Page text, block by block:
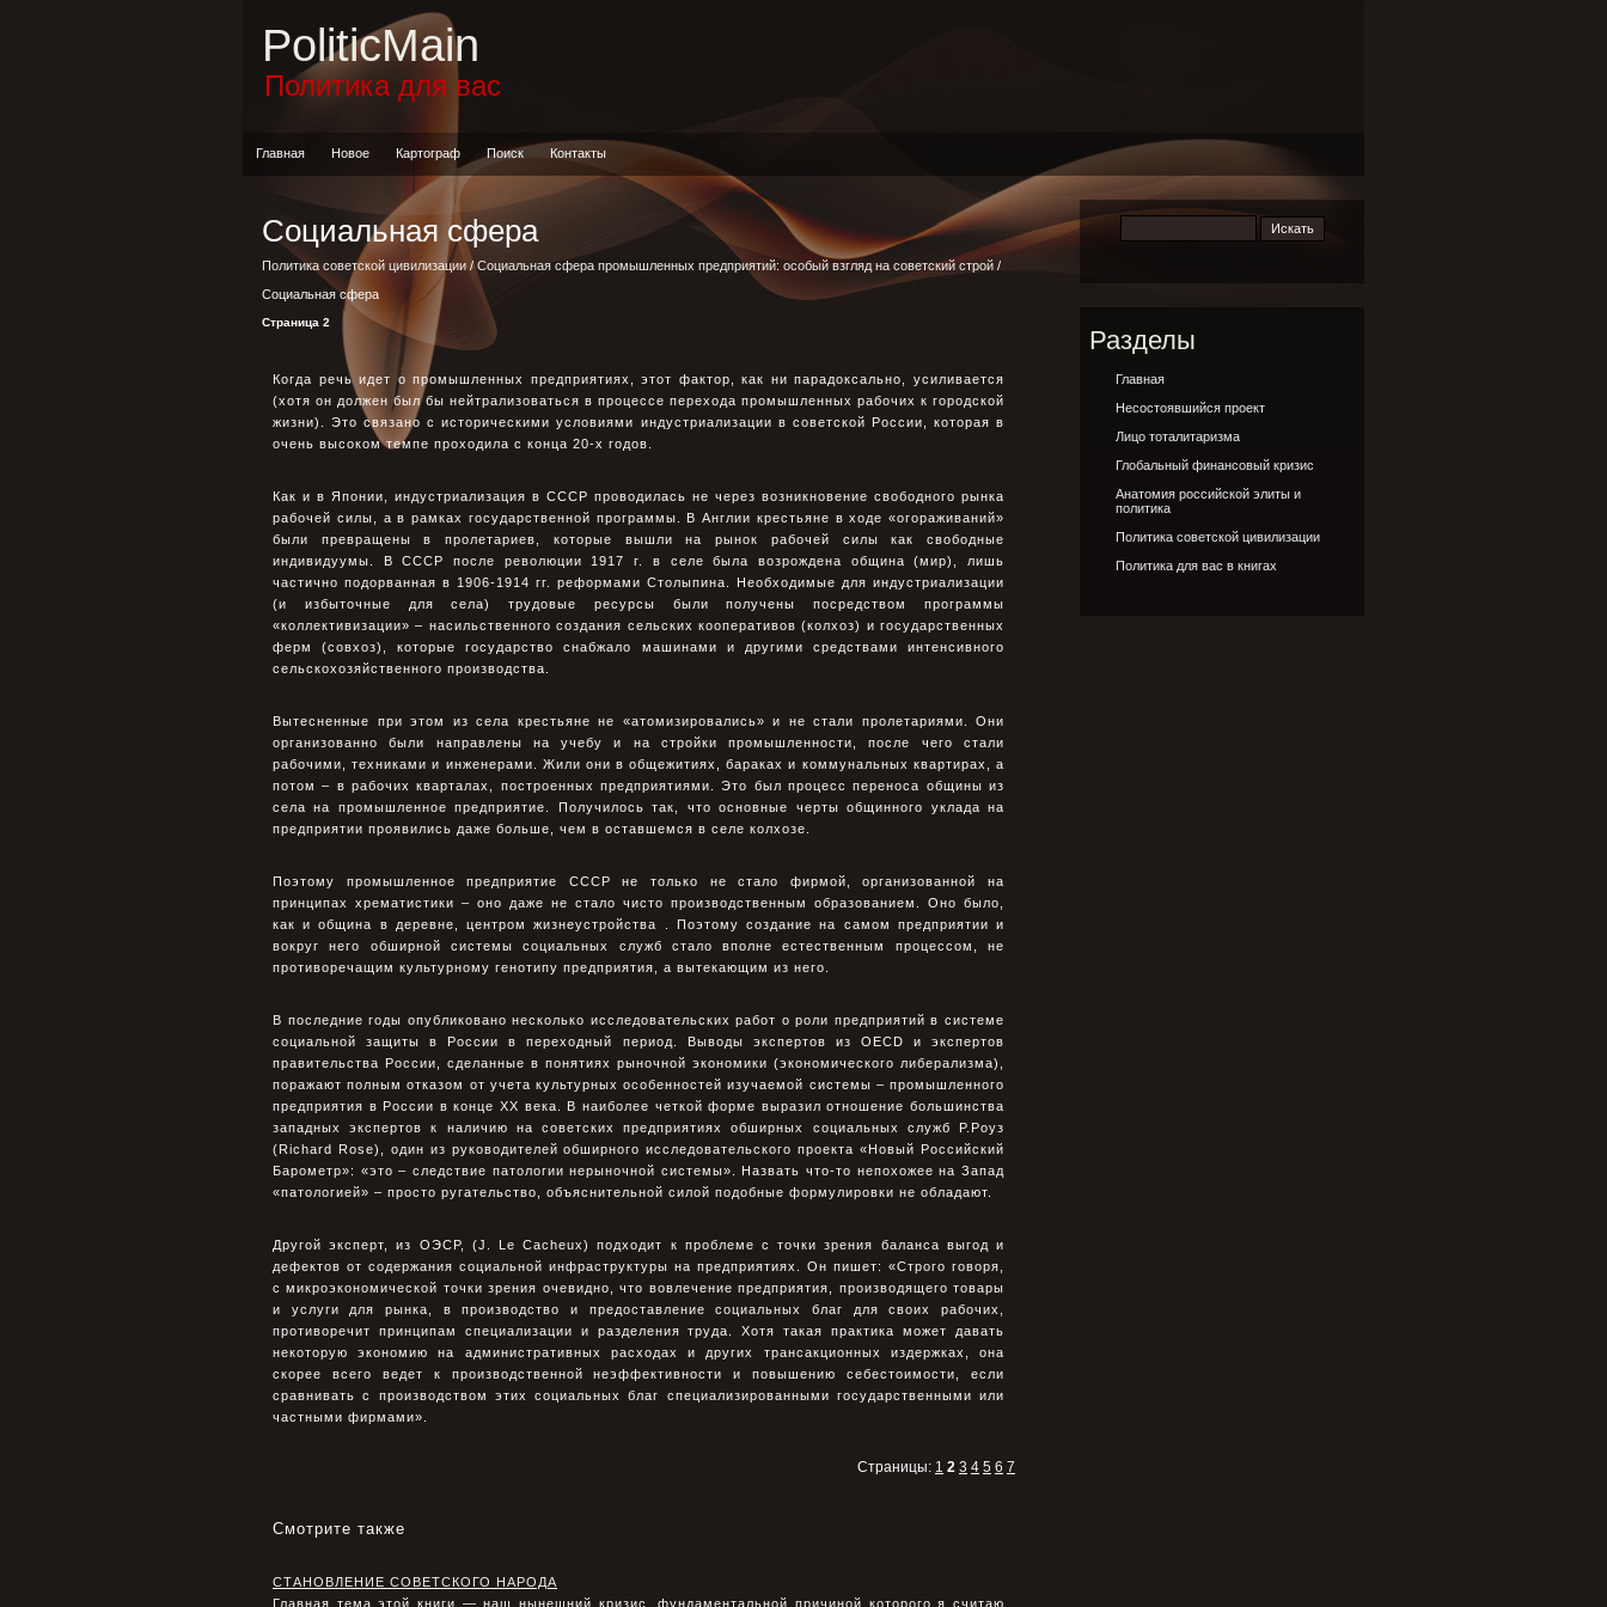
PoliticMain
Политика для вас
Главная Новое Картограф Поиск Контакты
Социальная сфера
Политика советской цивилизации /Социальная сфера промышленных предприятий: особый взгляд на советский строй /
Социальная сфера
Страница 2
Когда речь идет о промышленных предприятиях, этот фактор, как ни парадоксально, усиливается
(хотя он должен был бы нейтрализоваться в процессе перехода промышленных рабочих к городской
жизни). Это связано с историческими условиями индустриализации в советской России, которая в
очень высоком темпе проходила с конца 20-х годов.
Как и в Японии, индустриализация в СССР проводилась не через возникновение свободного рынка
рабочей силы, а в рамках государственной программы. В Англии крестьяне в ходе «огораживаний»
были превращены в пролетариев, которые вышли на рынок рабочей силы как свободные
индивидуумы. В СССР после революции 1917 г. в селе была возрождена община (мир), лишь
частично подорванная в 1906-1914 гг. реформами Столыпина. Необходимые для индустриализации
(и избыточные для села) трудовые ресурсы были получены посредством программы
«коллективизации» – насильственного создания сельских кооперативов (колхоз) и государственных
ферм (совхоз), которые государство снабжало машинами и другими средствами интенсивного
сельскохозяйственного производства.
Вытесненные при этом из села крестьяне не «атомизировались» и не стали пролетариями. Они
организованно были направлены на учебу и на стройки промышленности, после чего стали
рабочими, техниками и инженерами. Жили они в общежитиях, бараках и коммунальных квартирах, а
потом – в рабочих кварталах, построенных предприятиями. Это был процесс переноса общины из
села на промышленное предприятие. Получилось так, что основные черты общинного уклада на
предприятии проявились даже больше, чем в оставшемся в селе колхозе.
Поэтому промышленное предприятие СССР не только не стало фирмой, организованной на
принципах хрематистики – оно даже не стало чисто производственным образованием. Оно было,
как и община в деревне, центром жизнеустройства . Поэтому создание на самом предприятии и
вокруг него обширной системы социальных служб стало вполне естественным процессом, не
противоречащим культурному генотипу предприятия, а вытекающим из него.
В последние годы опубликовано несколько исследовательских работ о роли предприятий в системе
социальной защиты в России в переходный период. Выводы экспертов из OECD и экспертов
правительства России, сделанные в понятиях рыночной экономики (экономического либерализма),
поражают полным отказом от учета культурных особенностей изучаемой системы – промышленного
предприятия в России в конце ХХ века. В наиболее четкой форме выразил отношение большинства
западных экспертов к наличию на советских предприятиях обширных социальных служб Р.Роуз
(Richard Rose), один из руководителей обширного исследовательского проекта «Новый Российский
Барометр»: «это – следствие патологии нерыночной системы». Назвать что-то непохожее на Запад
«патологией» – просто ругательство, объяснительной силой подобные формулировки не обладают.
Другой эксперт, из ОЭСР, (J. Le Cacheux) подходит к проблеме с точки зрения баланса выгод и
дефектов от содержания социальной инфраструктуры на предприятиях. Он пишет: «Строго говоря,
с микроэкономической точки зрения очевидно, что вовлечение предприятия, производящего товары
и услуги для рынка, в производство и предоставление социальных благ для своих рабочих,
противоречит принципам специализации и разделения труда. Хотя такая практика может давать
некоторую экономию на административных расходах и других трансакционных издержках, она
скорее всего ведет к производственной неэффективности и повышению себестоимости, если
сравнивать с производством этих социальных благ специализированными государственными или
частными фирмами».
Страницы: 1 2 3 4 5 6 7
Смотрите также
СТАНОВЛЕНИЕ СОВЕТСКОГО НАРОДА
Главная тема этой книги — наш нынешний кризис, фундаментальной причиной которого я считаю
Разделы
Главная
Несостоявшийся проект
Лицо тоталитаризма
Глобальный финансовый кризис
Анатомия российской элиты и
политика
Политика советской цивилизации
Политика для вас в книгах